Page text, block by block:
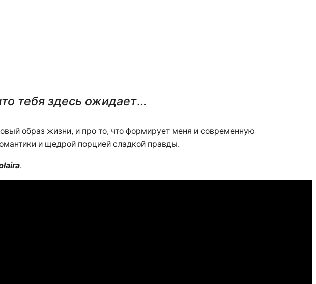
тебя здесь ожидает…
образ жизни, и про то, что формирует меня и современную
и щедрой порцией сладкой правды.
.